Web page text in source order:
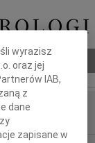
wyrazisz
oraz jej
IAB,
z
dane
zapisane w